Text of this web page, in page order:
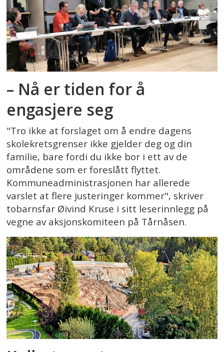
– Nå er tiden for å
engasjere seg
"Tro ikke at forslaget om å endre dagens
skolekretsgrenser ikke gjelder deg og din
familie, bare fordi du ikke bor i ett av de
områdene som er foreslått flyttet.
Kommuneadministrasjonen har allerede
varslet at flere justeringer kommer", skriver
tobarnsfar Øivind Kruse i sitt leserinnlegg på
vegne av aksjonskomiteen på Tårnåsen.